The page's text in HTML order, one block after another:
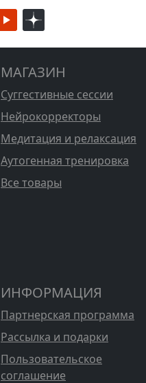
МАГАЗИН
Суггестивные сессии
Нейрокорректоры
Медитация и релаксация
Аутогенная тренировка
Все товары
ИНФОРМАЦИЯ
Партнерская программа
Рассылка и подарки
Пользовательское
соглашение